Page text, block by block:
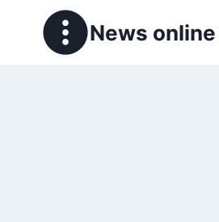
News online